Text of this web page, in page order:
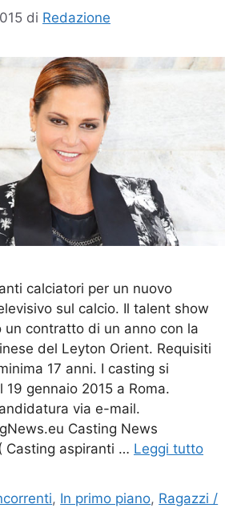
di Redazione
calciatori per un nuovo
sul calcio. Il talent show
un contratto di un anno con la
del Leyton Orient. Requisiti
17 anni. I casting si
19 gennaio 2015 a Roma.
via e-mail.
Casting News
Casting aspiranti … Leggi tutto
, In primo piano, Ragazzi /